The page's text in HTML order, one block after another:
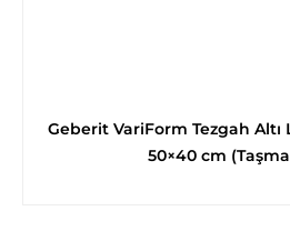
Geberit VariForm Tezgah
50×40 cm